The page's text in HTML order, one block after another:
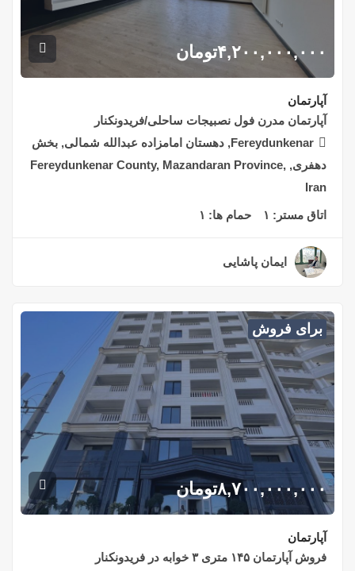
۴,۲۰۰,۰۰۰,۰۰۰تومان
آپارتمان
آپارتمان مدرن فول نصبیجات ساحلی/فریدونکنار
Fereydunkenar, دهستان امامزاده عبدالله شمالی, بخش
دهفری, Fereydunkenar County, Mazandaran Province,
Iran
اتاق مستر: ۱ حمام ها: ۱
ایمان پاشایی
برای فروش
۸,۷۰۰,۰۰۰,۰۰۰تومان
آپارتمان
فروش آپارتمان ۱۴۵ متری ۳ خوابه در فریدونکنار